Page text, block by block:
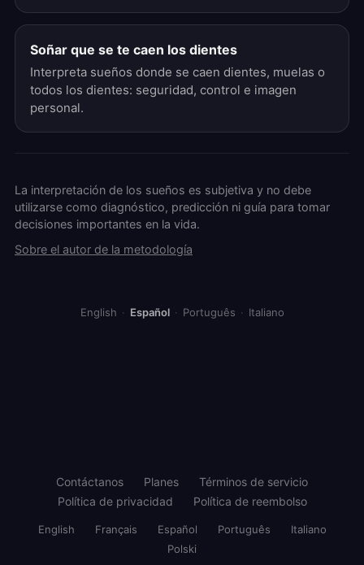
Soñar que se te caen los dientes
Interpreta sueños donde se caen dientes, muelas o
todos los dientes: seguridad, control e imagen
personal.
La interpretación de los sueños es subjetiva y no debe
utilizarse como diagnóstico, predicción ni guía para tomar
decisiones importantes en la vida.
Sobre el autor de la metodología
English · Español · Português · Italiano
Contáctanos Planes
Términos de servicio
Política de privacidad
Política de reembolso
English Français Español Português
Italiano
Polski